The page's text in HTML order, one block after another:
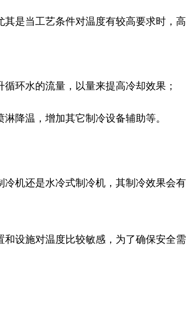
是当工艺条件对温度有较高要求时，
环水的流量，以量来提高冷却效果；
降温，增加其它制冷设备辅助等。
冷机还是水冷式制冷机，其制冷效果会
和设施对温度比较敏感，为了确保安全